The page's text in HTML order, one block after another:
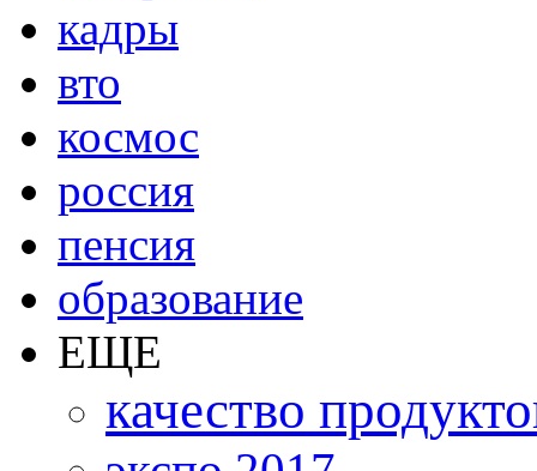
кадры
вто
космос
россия
пенсия
образование
ЕЩЕ
качество